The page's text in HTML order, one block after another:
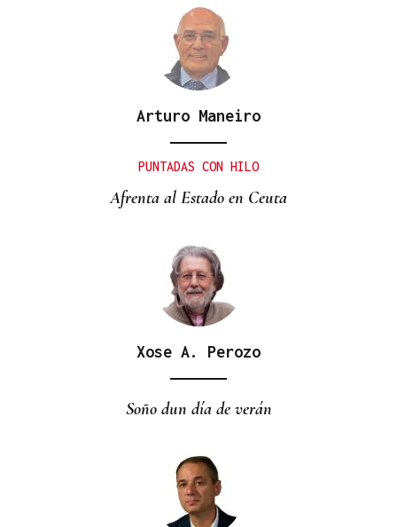
Arturo Maneiro
PUNTADAS CON HILO
Afrenta al Estado en Ceuta
Xose A. Perozo
Soño dun día de verán